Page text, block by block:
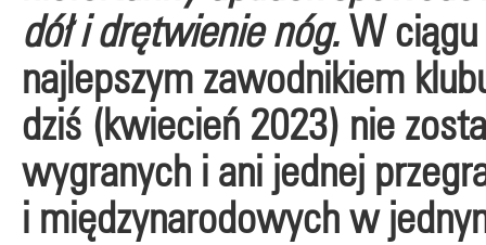
dół i drętwienie nóg.W
najlepszym zawodnikiem
dziś (kwiecień 2023) nie
wygranych i ani jednej
i międzynarodowych w